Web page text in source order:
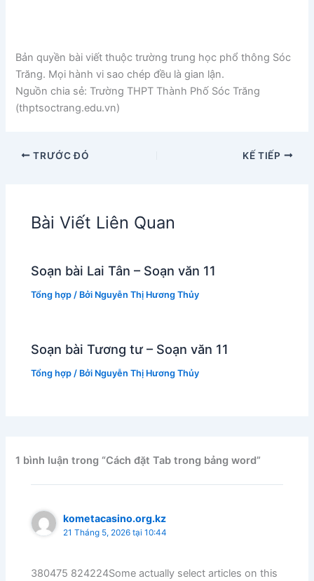
Bản quyền bài viết thuộc trường trung học phổ thông Sóc
Trăng. Mọi hành vi sao chép đều là gian lận.
Nguồn chia sẻ: Trường THPT Thành Phố Sóc Trăng
(thptsoctrang.edu.vn)
TRƯỚC ĐÓ KẾ TIẾP
Bài Viết Liên Quan
Soạn bài Lai Tân – Soạn văn 11
Tổng hợp / Bởi Nguyễn Thị Hương Thủy
Soạn bài Tương tư – Soạn văn 11
Tổng hợp / Bởi Nguyễn Thị Hương Thủy
1 bình luận trong “Cách đặt Tab trong bảng word”
kometacasino.org.kz
21 Tháng 5, 2026 tại 10:44
380475 824224Some actually select articles on this